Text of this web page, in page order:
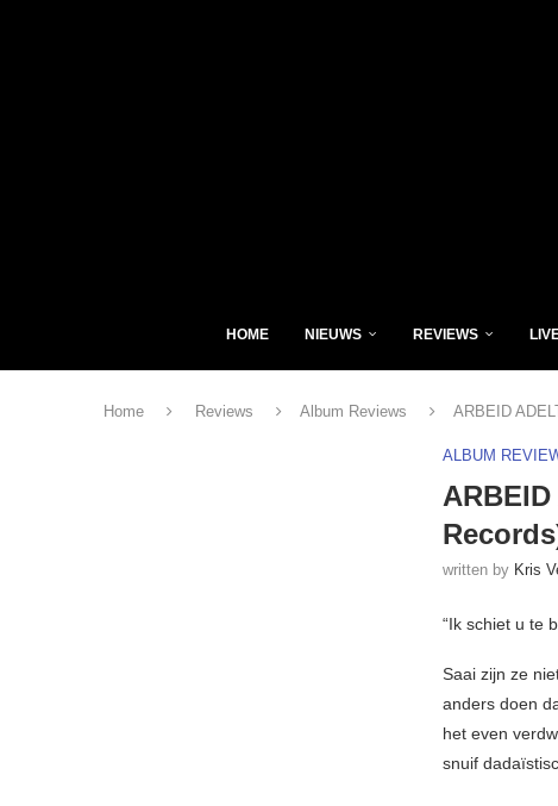
HOME NIEUWS REVIEWS
Home Reviews Album Reviews ARBEID
ALBUM
written by Kris
“Ik schiet u te
Saai zijn ze
anders doen
het even
snuif